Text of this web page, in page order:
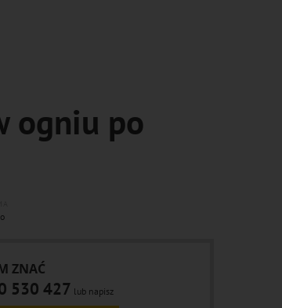
ogniu po
ZNAĆ
530 427 lub napisz